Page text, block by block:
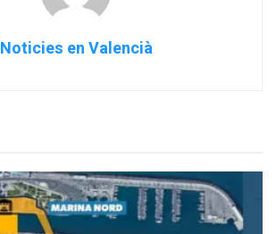
Noticies en Valencià